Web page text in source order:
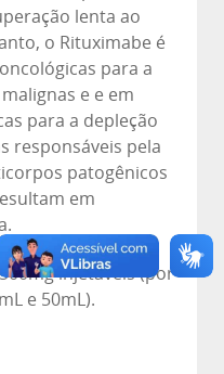
lenta ao
o Rituximabe é
para a
e e em
para a depleção
responsáveis pela
patogênicos
em
injetáveis (por
e 50mL).